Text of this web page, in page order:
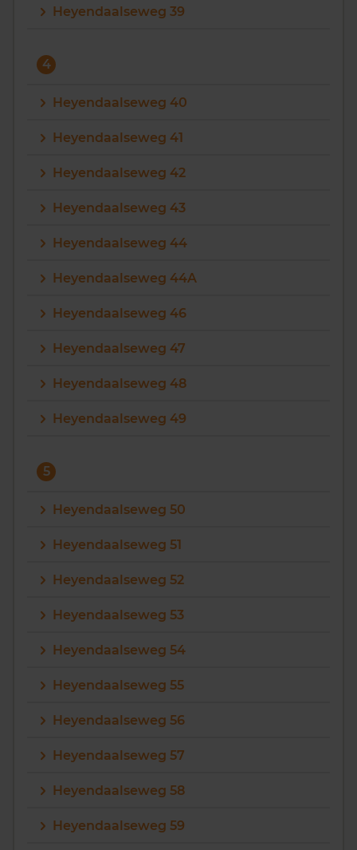
Heyendaalseweg 39
4
Heyendaalseweg 40
Heyendaalseweg 41
Heyendaalseweg 42
Heyendaalseweg 43
Heyendaalseweg 44
Heyendaalseweg 44A
Heyendaalseweg 46
Heyendaalseweg 47
Heyendaalseweg 48
Heyendaalseweg 49
5
Heyendaalseweg 50
Heyendaalseweg 51
Heyendaalseweg 52
Heyendaalseweg 53
Heyendaalseweg 54
Heyendaalseweg 55
Heyendaalseweg 56
Heyendaalseweg 57
Heyendaalseweg 58
Heyendaalseweg 59